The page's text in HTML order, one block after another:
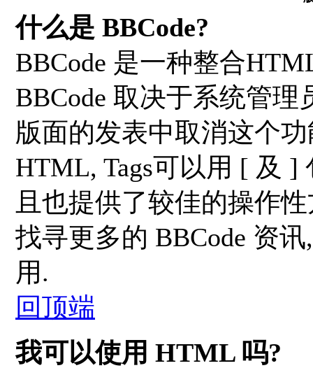
什么是 BBCode?
BBCode 是一种整合
BBCode 取决于系统管
版面的发表中取消这个
HTML, Tags可以用 [ 及 ]
且也提供了较佳的操作
找寻更多的 BBCode 资
用.
回顶端
我可以使用 HTML 吗?